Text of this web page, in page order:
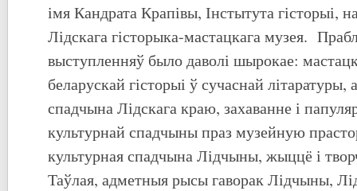
імя Кандрата Крапівы, Інстытута гісторыі,
Лідскага гісторыка-мастацкага музея.
выступленняў было даволі шырокае:
беларускай гісторыі ў сучаснай літаратуры,
спадчына Лідскага краю, захаванне і
культурнай спадчыны праз музейную
культурная спадчына Лідчыны, жыццё і
Таўлая, адметныя рысы гаворак Лідчыны,